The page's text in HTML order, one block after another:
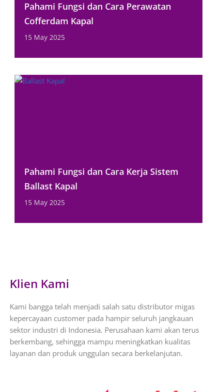
Pahami Fungsi dan Cara Perawatan
Cofferdam Kapal
15 May 2025
Pahami Fungsi dan Cara Kerja Sistem
Ballast Kapal
15 May 2025
Klien Kami
Kami bangga telah menjadi salah satu distributor migas
kepercayaan customer pada hampir seluruh jangkauan
sektor industri di Indonesia. Perusahaan kami akan terus
berkembang, sehingga mampu meningkatkan kualitas
layanan dan produk unggulan secara berkelanjutan.